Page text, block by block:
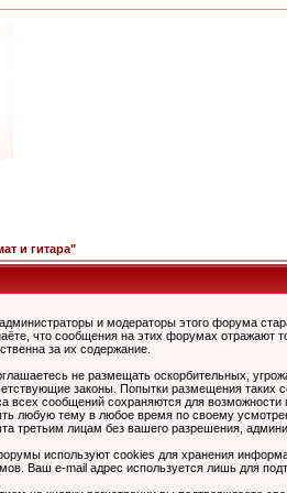
и гитара"
и модераторы этого форума
что сообщения на этих форумах отражают
за их содержание.
не размещать оскорбительных,
законы. Попытки размещения таких
всех сообщений сохраняются для
любую тему в любое время по своему
третьим лицам без вашего разрешения,
используют cookies для хранения
Ваш e-mail адрес используется лишь для